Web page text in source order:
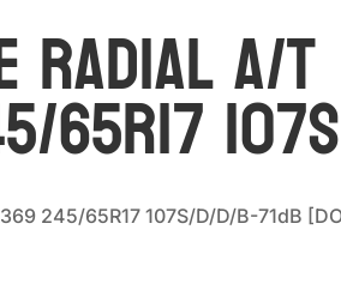
A/T
65R17 107S
245/65R17 107S/D/D/B-71dB